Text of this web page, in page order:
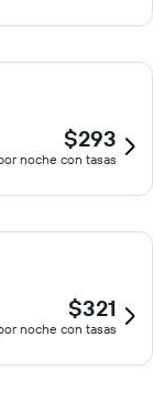
$293
noche con tasas
$321
noche con tasas